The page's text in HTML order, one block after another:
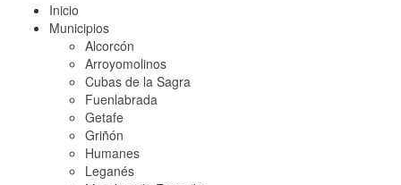
Inicio
Municipios
Alcorcón
Arroyomolinos
Cubas de la Sagra
Fuenlabrada
Getafe
Griñón
Humanes
Leganés